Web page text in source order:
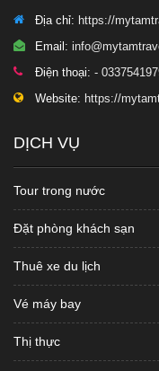
Địa chỉ: https://
Email:
Điện thoại: -
Website: https://
DỊCH VỤ
Tour trong nước
Đặt phòng khách sạn
Thuê xe du lịch
Vé máy bay
Thị thực